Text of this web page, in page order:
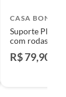
CASA BONITA
Suporte
com rodas
R$ 79,90